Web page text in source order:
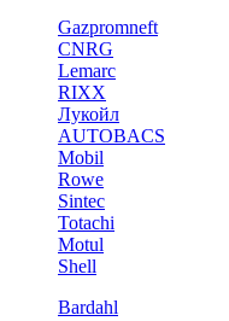
Gazpromneft
CNRG
Lemarc
RIXX
Лукойл
AUTOBACS
Mobil
Rowe
Sintec
Totachi
Motul
Shell
Bardahl